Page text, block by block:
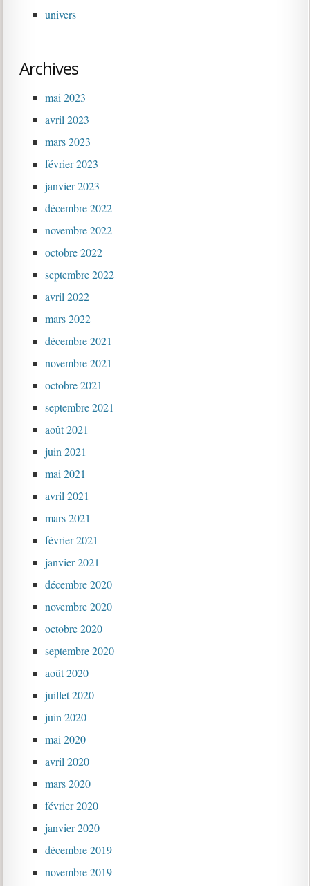
univers
Archives
mai 2023
avril 2023
mars 2023
février 2023
janvier 2023
décembre 2022
novembre 2022
octobre 2022
septembre 2022
avril 2022
mars 2022
décembre 2021
novembre 2021
octobre 2021
septembre 2021
août 2021
juin 2021
mai 2021
avril 2021
mars 2021
février 2021
janvier 2021
décembre 2020
novembre 2020
octobre 2020
septembre 2020
août 2020
juillet 2020
juin 2020
mai 2020
avril 2020
mars 2020
février 2020
janvier 2020
décembre 2019
novembre 2019